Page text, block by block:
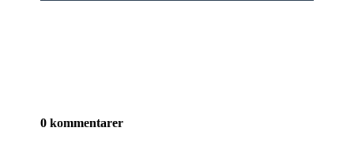
0 kommentarer